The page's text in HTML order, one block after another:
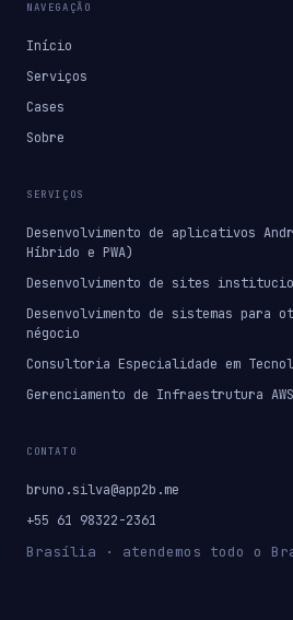
NAVEGAÇÃO
Início
Serviços
Cases
Sobre
SERVIÇOS
Desenvolvimento de aplicativos
Híbrido e PWA)
Desenvolvimento de sites
Desenvolvimento de sistemas para
négocio
Consultoria Especialidade em
Gerenciamento de Infraestrutura
CONTATO
bruno.silva@app2b.me
+55 61 98322-2361
Brasília · atendemos todo o